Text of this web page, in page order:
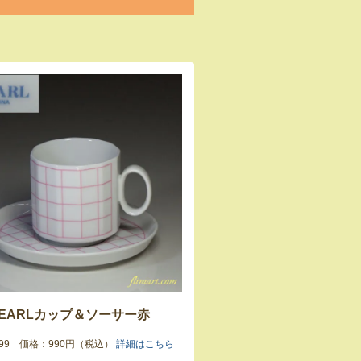
カップ＆ソーサー赤
価格：990円（税込） 詳細はこちら